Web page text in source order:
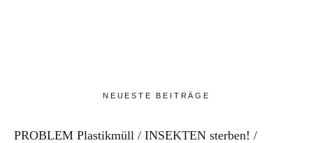
NEUESTE BEITRÄGE
PROBLEM Plastikmüll
INSEKTEN sterben!